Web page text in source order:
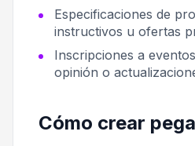
Especificaciones de
instructivos u ofertas
Inscripciones a
opinión o
Cómo crear